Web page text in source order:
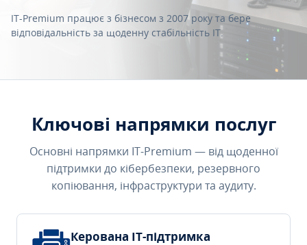
IT-Premium працює з бізнесом з 2007 року та бере
відповідальність за щоденну стабільність IT.
Ключові напрямки послуг
Основні напрямки IT-Premium — від щоденної
підтримки до кібербезпеки, резервного
копіювання, інфраструктури та аудиту.
Керована IT-підтримка